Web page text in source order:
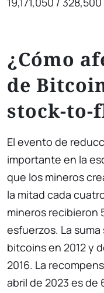
¿Cómo
de
stock-to-
El evento de
importante en la
que los mineros
la mitad cada
mineros recibieron
esfuerzos. La
bitcoins en 2012 y
2016. La
abril de 2023 es de